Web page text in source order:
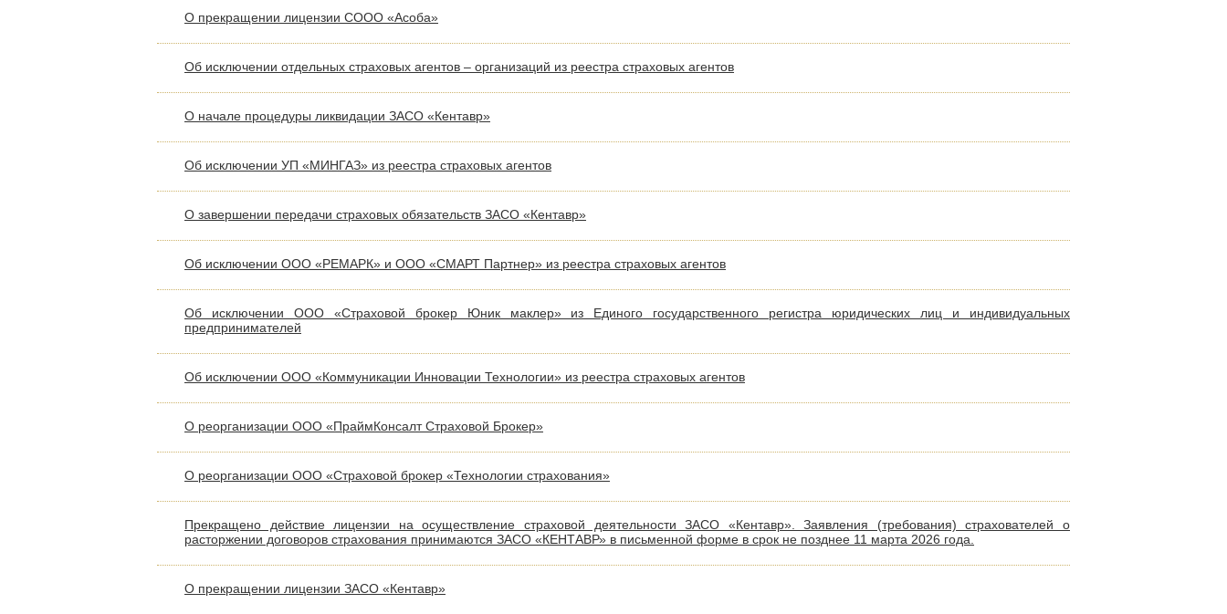
О прекращении лицензии СООО «Асоба»
Об исключении отдельных страховых агентов – организаций из реестра страховых агентов
О начале процедуры ликвидации ЗАСО «Кентавр»
Об исключении УП «МИНГАЗ» из реестра страховых агентов
О завершении передачи страховых обязательств ЗАСО «Кентавр»
Об исключении ООО «РЕМАРК» и ООО «СМАРТ Партнер» из реестра страховых агентов
Об исключении ООО «Страховой брокер Юник маклер» из Единого государственного регистра юридических лиц и индивидуальных
предпринимателей
Об исключении ООО «Коммуникации Инновации Технологии» из реестра страховых агентов
О реорганизации ООО «ПраймКонсалт Страховой Брокер»
О реорганизации ООО «Страховой брокер «Технологии страхования»
Прекращено действие лицензии на осуществление страховой деятельности ЗАСО «Кентавр». Заявления (требования) страхователей о
расторжении договоров страхования принимаются ЗАСО «КЕНТАВР» в письменной форме в срок не позднее 11 марта 2026 года.
О прекращении лицензии ЗАСО «Кентавр»